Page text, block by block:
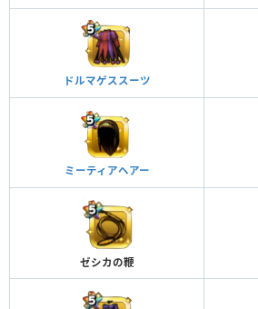
ドルマゲススーツ
ミーティアヘアー
ゼシカの鞭